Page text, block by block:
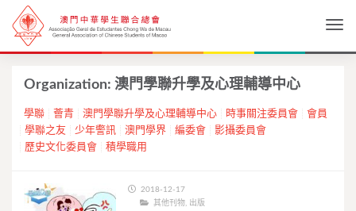
Organization: 澳門學聯升學及心理輔導中心
學聯 薈青 澳門學聯升學及心理輔導中心 時事關注委員會
會員
學聯之友
少年警訊 澳門學界 編委會
影攝委員會
歷史文化委員會
積學職用
2018-12-17
其他刊物, 出版